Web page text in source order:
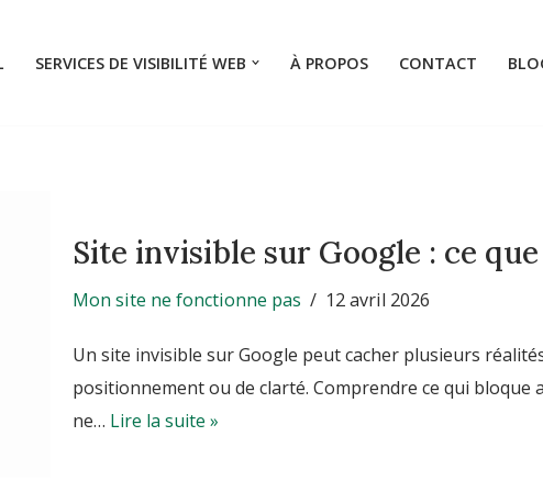
SERVICES DE VISIBILITÉ WEB À PROPOS CONTACT
Site invisible sur Google : ce
Mon site ne fonctionne pas 12 avril 2026
Un site invisible sur Google peut cacher plusieurs
positionnement ou de clarté. Comprendre ce qui bloque
ne… Lire la suite »